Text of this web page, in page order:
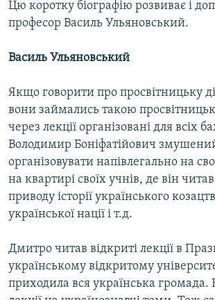
Цю коротку біографію розвиває і
професор Василь Ульяновський.
Василь Ульяновський
Якщо говорити про просвітницьку
вони займались такою
через лекції організовані для всіх
Володимир Боніфатійович
організовувати напівлегально на
на квартирі своїх учнів, де він читав
приводу історії українського
української нації і т.д.
Дмитро читав відкриті лекції в
українському відкритому
приходила вся українська громада.